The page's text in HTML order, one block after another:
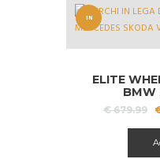
IN
ELITE
BMW
€679.99 Il